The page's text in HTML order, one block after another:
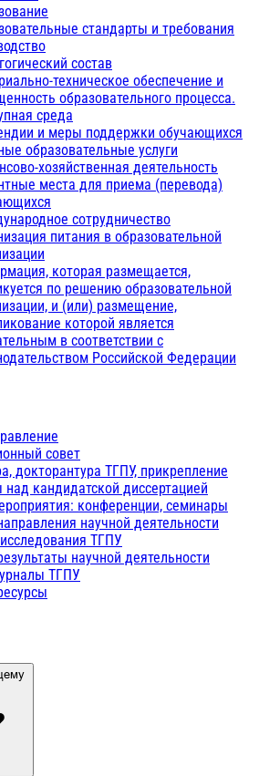
стандарты и требования
состав
техническое обеспечение и
образовательного процесса.
среда
и меры поддержки обучающихся
образовательные услуги
хозяйственная деятельность
места для приема (перевода)
сотрудничество
питания в образовательной
которая размещается,
по решению образовательной
и (или) размещение,
которой является
в соответствии с
Российской Федерации
совет
докторантура ТГПУ, прикрепление
кандидатской диссертацией
конференции, семинары
научной деятельности
ТГПУ
научной деятельности
ТГПУ